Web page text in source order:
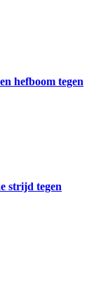
hefboom tegen
strijd tegen